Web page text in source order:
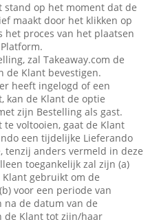
stand op het moment dat de
maakt door het klikken op
proces van het plaatsen
zal Takeaway.com de
de Klant bevestigen.
heeft ingelogd of een
kan de Klant de optie
zijn Bestelling als gast.
te voltooien, gaat de Klant
een tijdelijke Lieferando
tenzij anders vermeld in deze
toegankelijk zal zijn (a)
gebruikt om de
voor een periode van
na de datum van de
de Klant tot zijn/haar